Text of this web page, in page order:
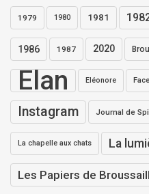
1979 1980 1981
1986 1987 2020
Elan Eléonore
Instagram Journal de
La chapelle aux chats La
Les Papiers de